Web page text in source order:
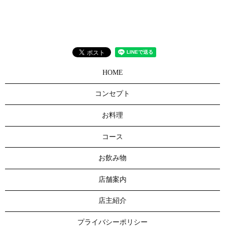
HOME
コンセプト
お料理
コース
お飲み物
店舗案内
店主紹介
プライバシーポリシー